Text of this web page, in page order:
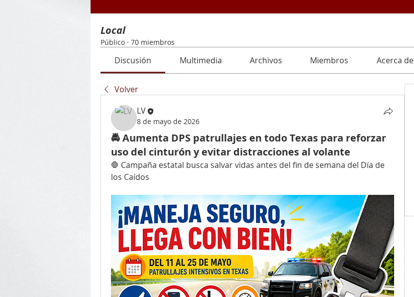
Local
Público · 70 miembros
Discusión Multimedia Archivos Miembros Acerca de
Volver
LV
8 de mayo de 2026
🚔 Aumenta DPS patrullajes en todo Texas para reforzar
uso del cinturón y evitar distracciones al volante
🛑 Campaña estatal busca salvar vidas antes del fin de semana del Día de
los Caídos